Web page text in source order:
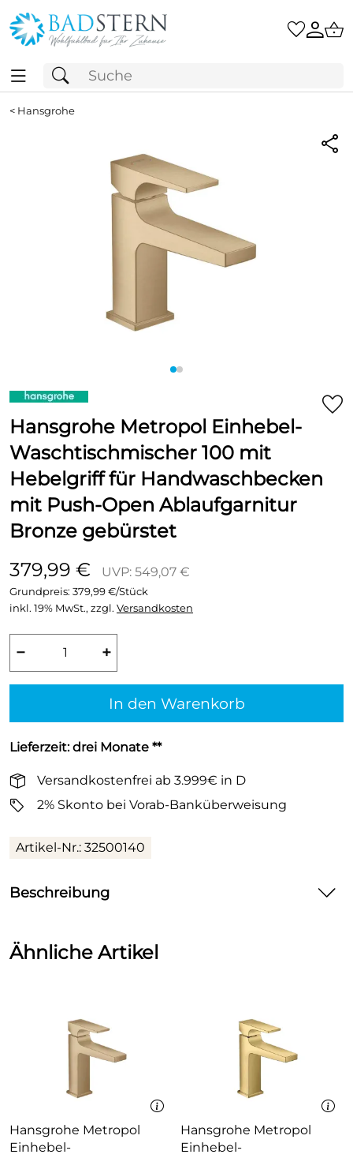
< Hansgrohe
Hansgrohe Metropol Einhebel-
Waschtischmischer 100 mit
Hebelgriff für Handwaschbecken
mit Push-Open Ablaufgarnitur
Bronze gebürstet
379,99 €
UVP: 549,07 €
Grundpreis: 379,99 €/Stück
inkl. 19% MwSt., zzgl. Versandkosten
− +
In den Warenkorb
Lieferzeit: drei Monate **
Versandkostenfrei ab 3.999€ in D
2% Skonto bei Vorab-Banküberweisung
Artikel-Nr.: 32500140
Beschreibung
Hansgrohe Metropol Einhebel-Waschtischmischer 100 mit
Produktmerkmale
Besteht aus: Einhebel-Waschtischmischer,
Ablaufgarnitur
Ausladung 127 mm
Normalstrahl
Ähnliche Artikel
Hansgrohe Metropol
Einhebel-
Hansgrohe Metropol
Einhebel-